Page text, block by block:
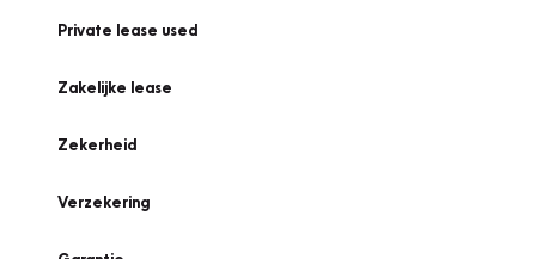
Private lease used
Zakelijke lease
Zekerheid
Verzekering